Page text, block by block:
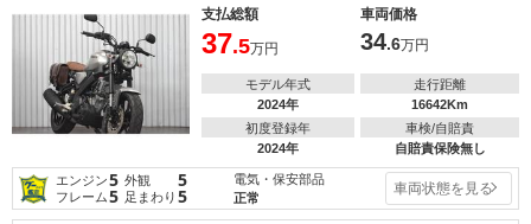
支払総額 車両価格
37.5万円 34.6万円
モデル年式
2024年
走行距離
16642Km
初度登録年
2024年
車検/自賠責
自賠責保険無し
エンジン5 外観 5
フレーム5 足まわり 5
電気・保安部品
正常
車両状態を見る